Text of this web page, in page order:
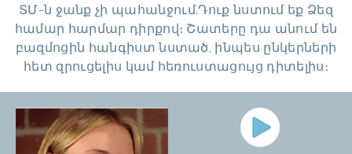
ՏՄ-ն ջանք չի պահանջում.Դուք նստում եք Ձեզ
համար հարմար դիրքով։ Շատերը դա անում են
բազմոցին հանգիստ նստած, ինպես ընկերների
հետ զրուցելիս կամ հեռուստացույց դիտելիս։